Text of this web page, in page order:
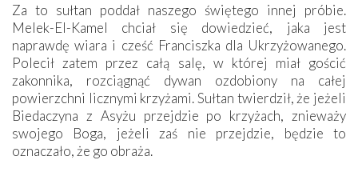
Za to sułtan poddał naszego świętego innej próbie.
Melek-El-Kamel chciał się dowiedzieć, jaka jest
naprawdę wiara i cześć Franciszka dla Ukrzyżowanego.
Polecił zatem przez całą salę, w której miał gościć
zakonnika, rozciągnąć dywan ozdobiony na całej
powierzchni licznymi krzyżami. Sułtan twierdził, że jeżeli
Biedaczyna z Asyżu przejdzie po krzyżach, znieważy
swojego Boga, jeżeli zaś nie przejdzie, będzie to
oznaczało, że go obraża.